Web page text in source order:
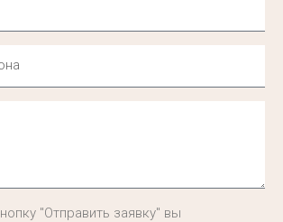
"Отправить заявку" вы